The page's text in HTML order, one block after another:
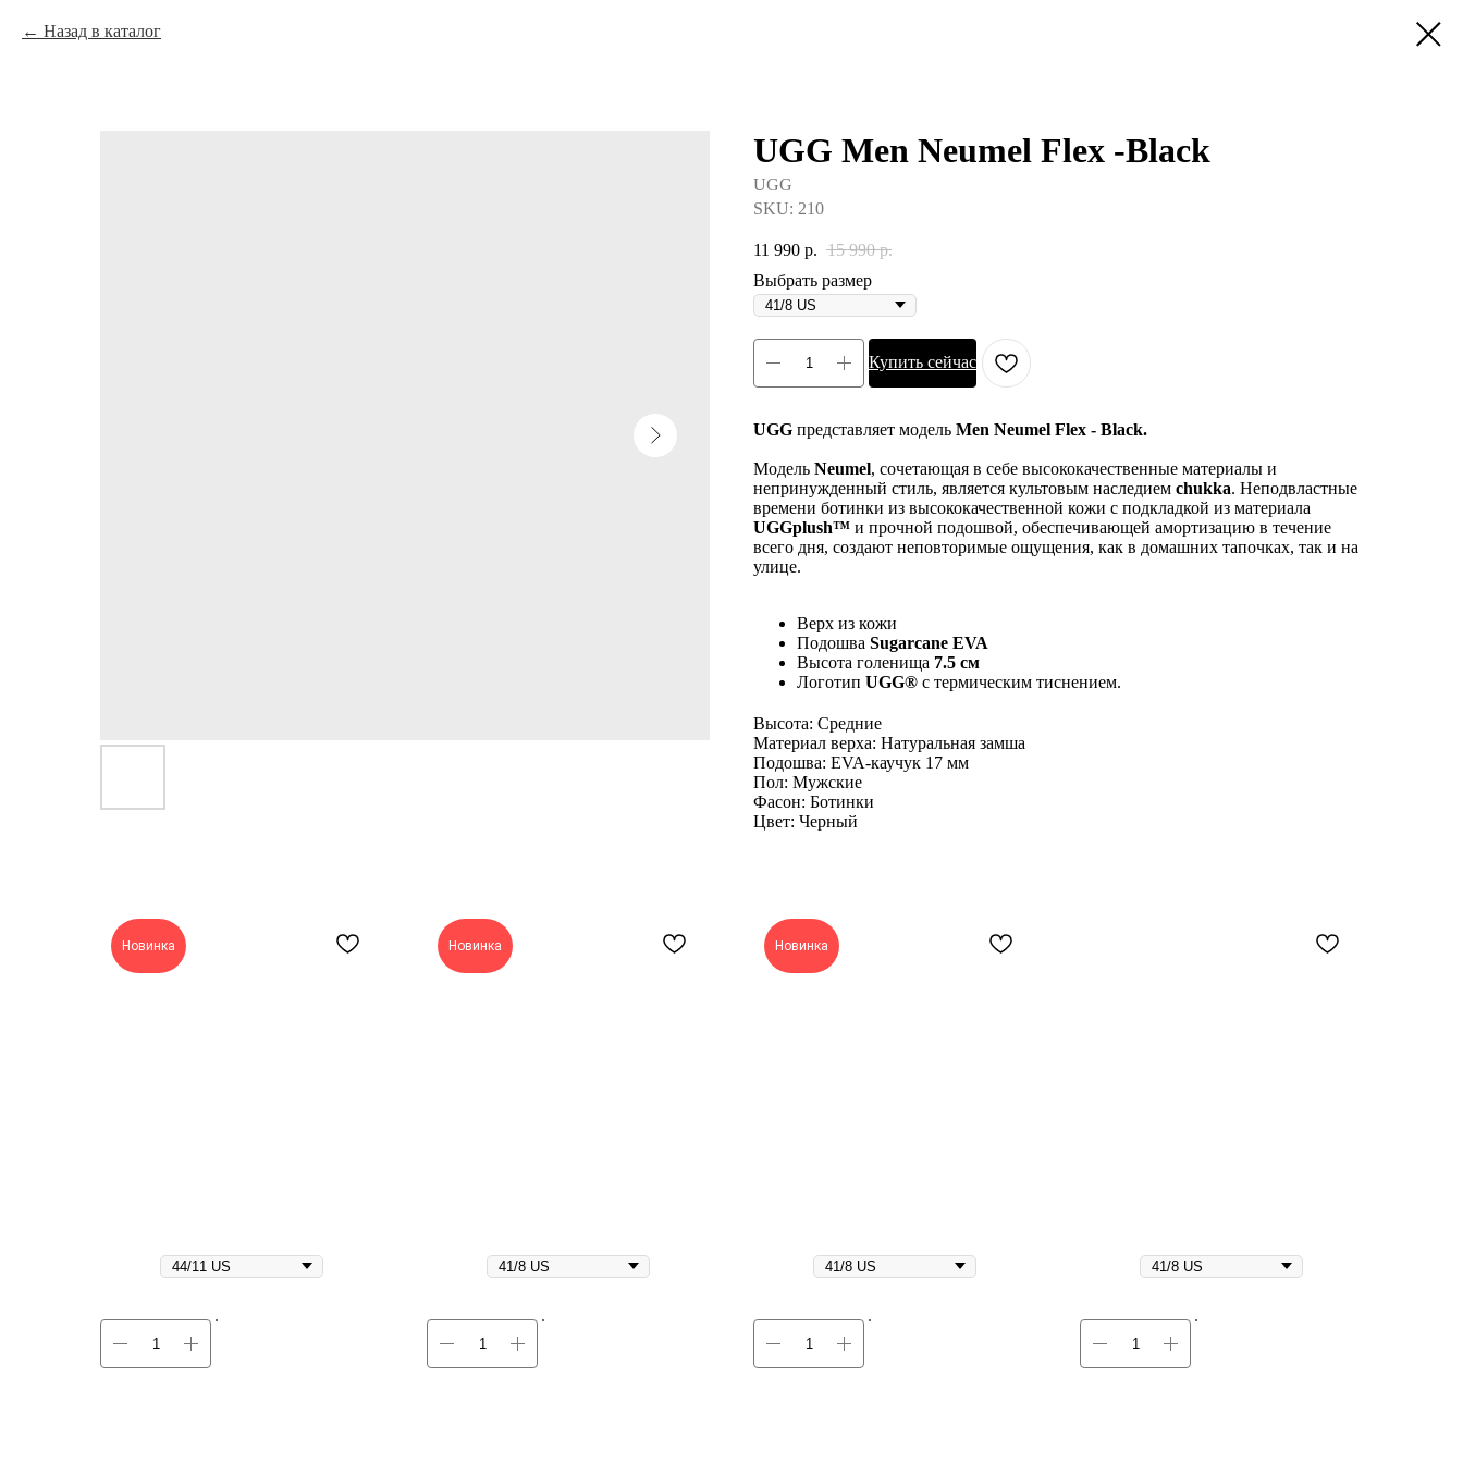
Назад в каталог
UGG Men Neumel Flex -Black
UGG
SKU: 210
11 990 р. 15 990 р.
Выбрать размер
Купить сейчас
UGG представляет модель Men Neumel Flex - Black.
Модель Neumel, сочетающая в себе высококачественные материалы и
непринужденный стиль, является культовым наследием chukka. Неподвластные
времени ботинки из высококачественной кожи с подкладкой из материала
UGGplush™ и прочной подошвой, обеспечивающей амортизацию в течение
всего дня, создают неповторимые ощущения, как в домашних тапочках, так и на
улице.
Верх из кожи
Подошва Sugarcane EVA
Высота голенища 7.5 см
Логотип UGG® с термическим тиснением.
Высота: Средние
Материал верха: Натуральная замша
Подошва: EVA-каучук 17 мм
Пол: Мужские
Фасон: Ботинки
Цвет: Черный
Новинка Новинка Новинка